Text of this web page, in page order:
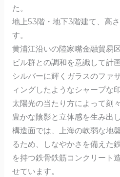
た。
地上53階・地下3階建て、高
す。
黄浦江沿いの陸家嘴金融貿易
ビル群との調和を意識して計
シルバーに輝くガラスのファ
ィングしたようなシャープな
太陽光の当たり方によって刻
豊かな陰影と立体感を生み出
構造面では、上海の軟弱な地
るため、しなやかさを備えた
を持つ鉄骨鉄筋コンクリート
せています。